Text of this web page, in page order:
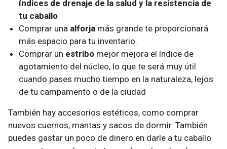
índices de drenaje de la salud y la resistencia de
tu caballo
Comprar una alforja más grande te proporcionará
más espacio para tu inventario.
Comprar un estribo mejor mejora el índice de
agotamiento del núcleo, lo que te será muy útil
cuando pases mucho tiempo en la naturaleza, lejos
de tu campamento o de la ciudad
También hay accesorios estéticos, como comprar
nuevos cuernos, mantas y sacos de dormir. También
puedes gastar un poco de dinero en darle a tu caballo